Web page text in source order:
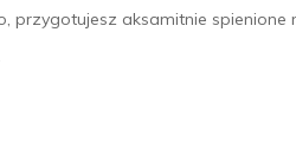
przygotujesz aksamitnie